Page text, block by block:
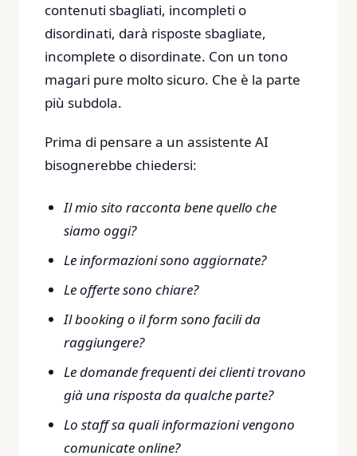
contenuti sbagliati, incompleti o
disordinati, darà risposte sbagliate,
incomplete o disordinate. Con un tono
magari pure molto sicuro. Che è la parte
più subdola.
Prima di pensare a un assistente AI
bisognerebbe chiedersi:
Il mio sito racconta bene quello che
siamo oggi?
Le informazioni sono aggiornate?
Le offerte sono chiare?
Il booking o il form sono facili da
raggiungere?
Le domande frequenti dei clienti trovano
già una risposta da qualche parte?
Lo staff sa quali informazioni vengono
comunicate online?